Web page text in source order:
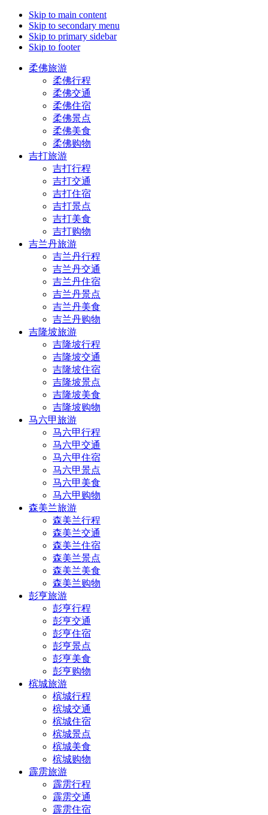
Skip to main content
Skip to secondary menu
Skip to primary sidebar
Skip to footer
柔佛旅游
柔佛行程
柔佛交通
柔佛住宿
柔佛景点
柔佛美食
柔佛购物
吉打旅游
吉打行程
吉打交通
吉打住宿
吉打景点
吉打美食
吉打购物
吉兰丹旅游
吉兰丹行程
吉兰丹交通
吉兰丹住宿
吉兰丹景点
吉兰丹美食
吉兰丹购物
吉隆坡旅游
吉隆坡行程
吉隆坡交通
吉隆坡住宿
吉隆坡景点
吉隆坡美食
吉隆坡购物
马六甲旅游
马六甲行程
马六甲交通
马六甲住宿
马六甲景点
马六甲美食
马六甲购物
森美兰旅游
森美兰行程
森美兰交通
森美兰住宿
森美兰景点
森美兰美食
森美兰购物
彭亨旅游
彭亨行程
彭亨交通
彭亨住宿
彭亨景点
彭亨美食
彭亨购物
槟城旅游
槟城行程
槟城交通
槟城住宿
槟城景点
槟城美食
槟城购物
霹雳旅游
霹雳行程
霹雳交通
霹雳住宿